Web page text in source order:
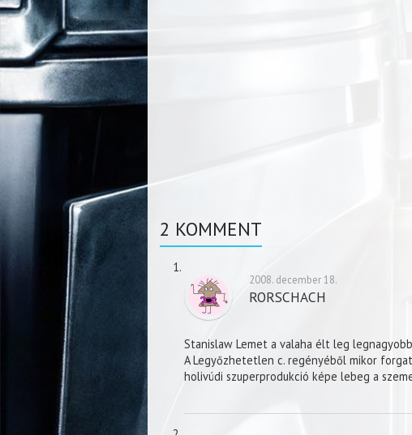
2 KOMMENT
2008. december 18.
RORSCHACH
Stanislaw Lemet a valaha élt leg
A Legyőzhetetlen c. regényéből mikor
holivúdi szuperprodukció képe lebeg a